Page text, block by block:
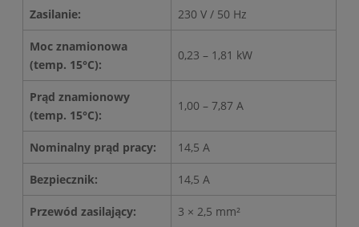
Zasilanie: 230 V / 50 Hz
Moc znamionowa
(temp. 15°C):
0,23 – 1,81 kW
Prąd znamionowy
(temp. 15°C):
1,00 – 7,87 A
Nominalny prąd pracy: 14,5 A
Bezpiecznik: 14,5 A
Przewód zasilający: 3 × 2,5 mm²